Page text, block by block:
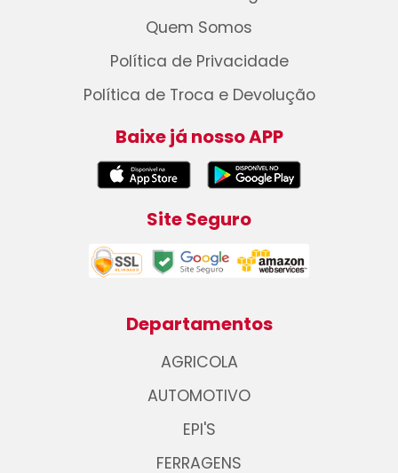
Quem Somos
Política de Privacidade
Política de Troca e Devolução
Baixe já nosso APP
Site Seguro
Departamentos
AGRICOLA
AUTOMOTIVO
EPI'S
FERRAGENS